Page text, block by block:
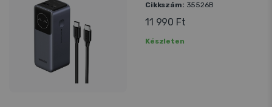
Cikkszám: 35526B
11 990 Ft
Készleten